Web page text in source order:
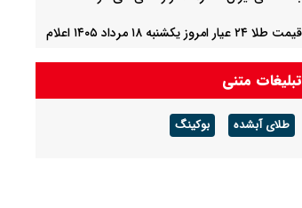
قیمت طلا ۲۴ عیار امروز یکشنبه ۱۸ مرداد ۱۴۰۵ اعلام
شد/ طلا پایین آمد
تبلیغات متنی
طلای آبشده بوکینگ